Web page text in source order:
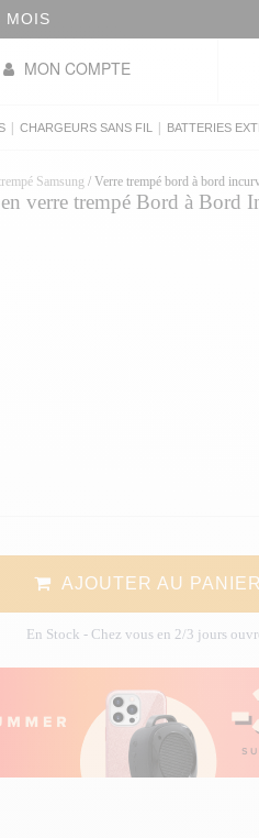
MOIS
MON COMPTE
CHARGEURS SANS FIL BATTERIES
Samsung / Verre trempé bord à bord
verre trempé Bord à Bord
AJOUTER AU PANIER
En Stock - Chez vous en 2/3 jours